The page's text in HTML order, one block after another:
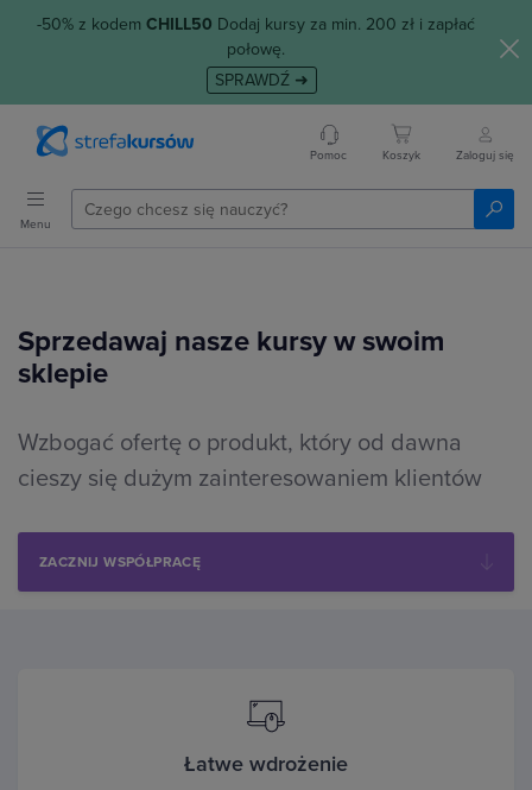
-50% z kodem CHILL50 Dodaj kursy za min. 200 zł i zapłać
połowę.
SPRAWDŹ ➜
Pomoc Koszyk Zaloguj się
Menu
Sprzedawaj nasze kursy w swoim
sklepie
Wzbogać ofertę o produkt, który od dawna
cieszy się dużym zainteresowaniem klientów
ZACZNIJ WSPÓŁPRACĘ
Łatwe wdrożenie